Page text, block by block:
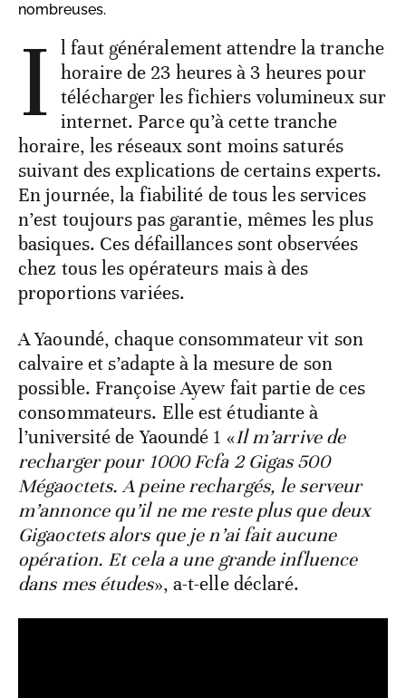
nombreuses.
I l faut généralement attendre la tranche
horaire de 23 heures à 3 heures pour
télécharger les fichiers volumineux sur
internet. Parce qu’à cette tranche
horaire, les réseaux sont moins saturés
suivant des explications de certains experts.
En journée, la fiabilité de tous les services
n’est toujours pas garantie, mêmes les plus
basiques. Ces défaillances sont observées
chez tous les opérateurs mais à des
proportions variées.
A Yaoundé, chaque consommateur vit son
calvaire et s’adapte à la mesure de son
possible. Françoise Ayew fait partie de ces
consommateurs. Elle est étudiante à
l’université de Yaoundé 1 «Il m’arrive de
recharger pour 1000 Fcfa 2 Gigas 500
Mégaoctets. A peine rechargés, le serveur
m’annonce qu’il ne me reste plus que deux
Gigaoctets alors que je n’ai fait aucune
opération. Et cela a une grande influence
dans mes études», a-t-elle déclaré.